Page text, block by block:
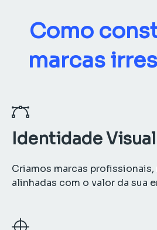
Como
marcas
Identidade
Criamos marcas
alinhadas com o valor da sua